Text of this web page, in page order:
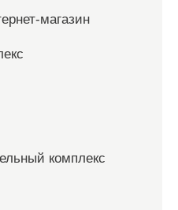
магазин
комплекс